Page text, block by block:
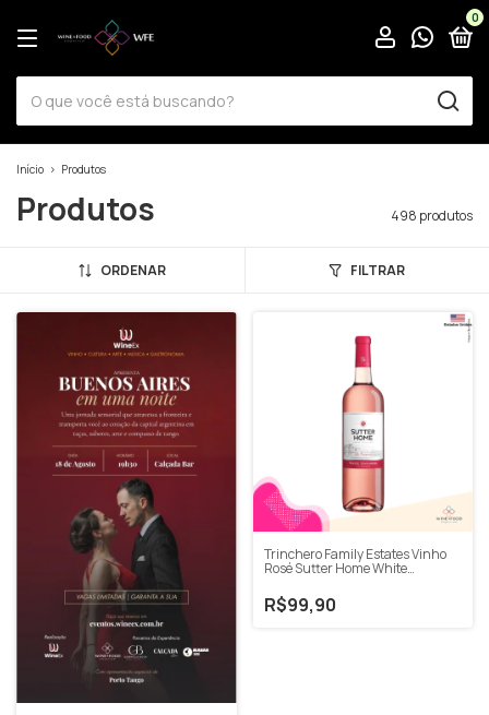
0
Início > Produtos
Produtos 498 produtos
ORDENAR FILTRAR
Trinchero Family Estates Vinho
Rosé Sutter Home White
R$99,90